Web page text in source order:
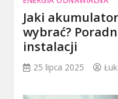
Jaki
wybrać?
instalacji
25 lipca 2025